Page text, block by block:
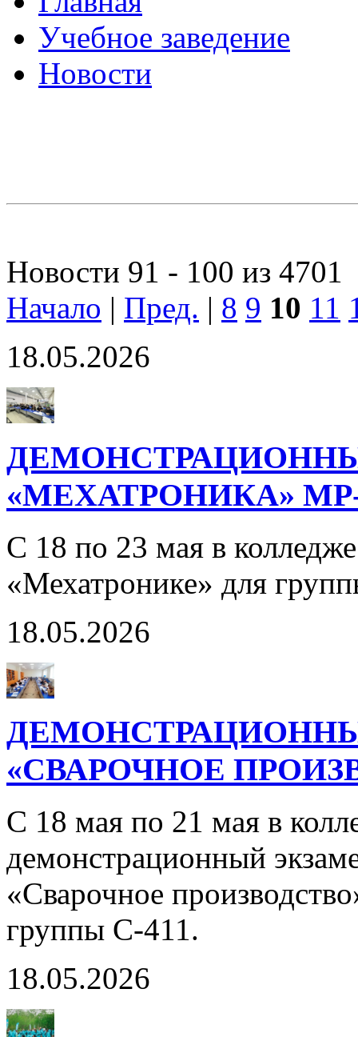
Учебное заведение
Новости
Новости 91 - 100 из 4701
Начало | Пред. | 8 9 10 11
18.05.2026
«МЕХАТРОНИКА» МР-
С 18 по 23 мая в
«Мехатронике» для
18.05.2026
«СВАРОЧНОЕ
С 18 мая по 21 мая в
демонстрационный
«Сварочное
группы С-411.
18.05.2026